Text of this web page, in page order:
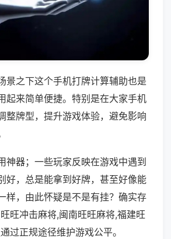
景之下这个手机打牌计算辅助也是
起来简单便捷。特别是在大家手机
整牌型，提升游戏体验，避免影响
神器；一些玩家反映在游戏中遇到
好，总是能拿到好牌，甚至好像能
样，由此怀疑是不是有挂？确实存
旺冲击麻将,闽南旺旺麻将,福建旺
过正规途径维护游戏公平。